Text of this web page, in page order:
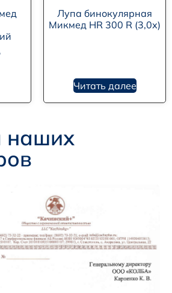
Лупа бинокулярная
Микмед HR 300 R (3,0х)
Читать далее
наших